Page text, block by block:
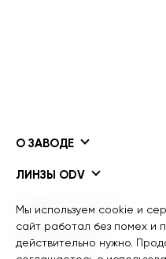
О ЗАВОДЕ
ЛИНЗЫ ODV
ПОКРЫТИЯ ODV
ИНФОРМАЦИЯ
Мы используем cookie и
сайт работал без помех и
действительно нужно.